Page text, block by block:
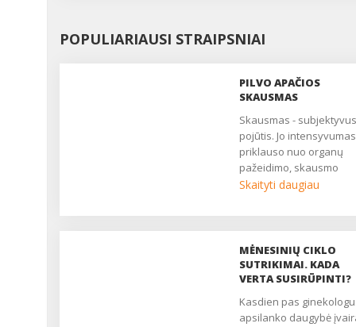
POPULIARIAUSI STRAIPSNIAI
PILVO APAČIOS
SKAUSMAS
Skausmas - subjektyvus
pojūtis. Jo intensyvumas
priklauso nuo organų
pažeidimo, skausmo
slenksčio, centrinės
skausmą, kuris trukdo
gyventi, pailsėti, užmigti.
yra pagrindinis daugelio
ginekologinių ligų
simptomas. Nukenčia
Skaityti daugiau
MĖNESINIŲ CIKLO
SUTRIKIMAI. KADA
VERTA SUSIRŪPINTI?
Kasdien pas ginekologus
apsilanko daugybė